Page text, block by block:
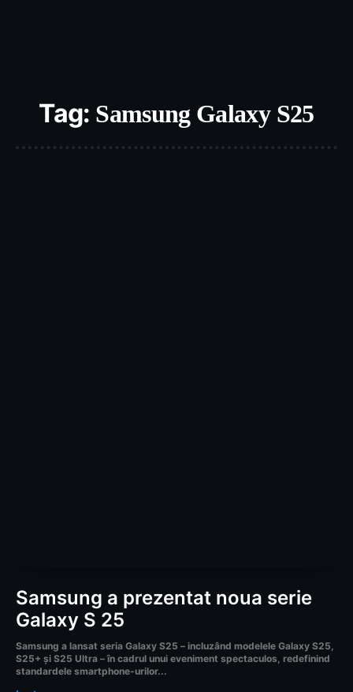
Tag: Samsung Galaxy S25
Samsung a prezentat noua serie
Galaxy S 25
Samsung a lansat seria Galaxy S25 – incluzând modelele Galaxy S25,
S25+ și S25 Ultra – în cadrul unui eveniment spectaculos, redefinind
standardele smartphone-urilor...